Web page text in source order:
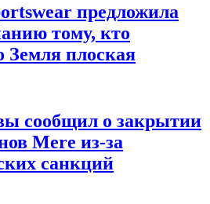
предложила
тому, кто
Земля плоская
сообщил о закрытии
Mere из-за
санкций